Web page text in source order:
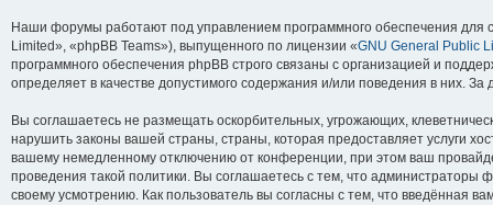
Наши форумы работают под управлением программного обеспечения
Limited», «phpBB Teams»), выпущенного по лицензии «GNU General Public
программного обеспечения phpBB строго связаны с организацией и
определяет в качестве допустимого содержания и/или поведения в них.
Вы соглашаетесь не размещать оскорбительных, угрожающих,
нарушить законы вашей страны, страны, которая предоставляет услуги
вашему немедленному отключению от конференции, при этом ваш
проведения такой политики. Вы соглашаетесь с тем, что
своему усмотрению. Как пользователь вы согласны с тем, что введённая